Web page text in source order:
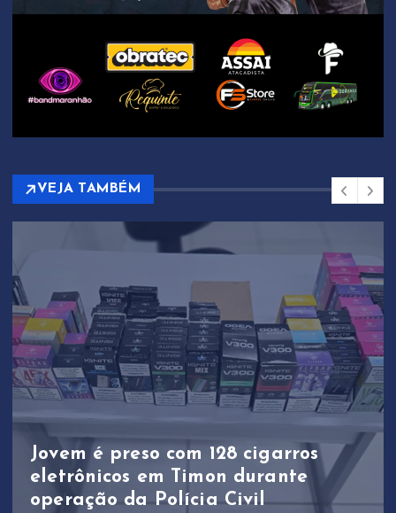
VEJA TAMBÉM
Jovem é preso com 128 cigarros
eletrônicos em Timon durante
operação da Polícia Civil